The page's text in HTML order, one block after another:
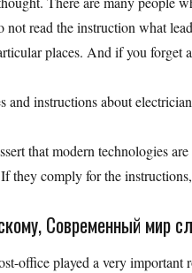
read the instruction what
places. And if you
instructions about
that modern technologies
they comply for the
Современный мир
office played a very